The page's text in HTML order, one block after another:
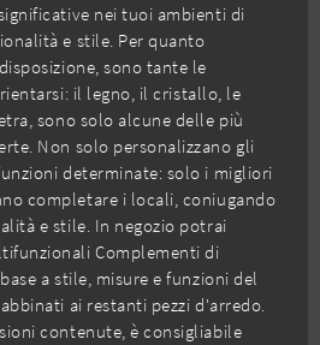
nei tuoi ambienti di
e stile. Per quanto
sono tante le
il legno, il cristallo, le
sono solo alcune delle più
Non solo personalizzano gli
determinate: solo i migliori
completare i locali, coniugando
e stile. In negozio potrai
Complementi di
a stile, misure e funzioni del
ai restanti pezzi d'arredo.
contenute, è consigliabile